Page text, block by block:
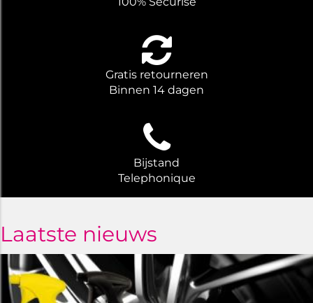
Gratis retourneren
Binnen 14 dagen
Bijstand
Telephonique
Laatste nieuws